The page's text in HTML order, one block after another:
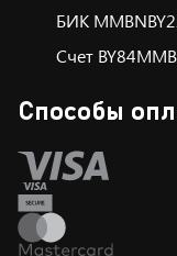
БИК
Счет
Способы